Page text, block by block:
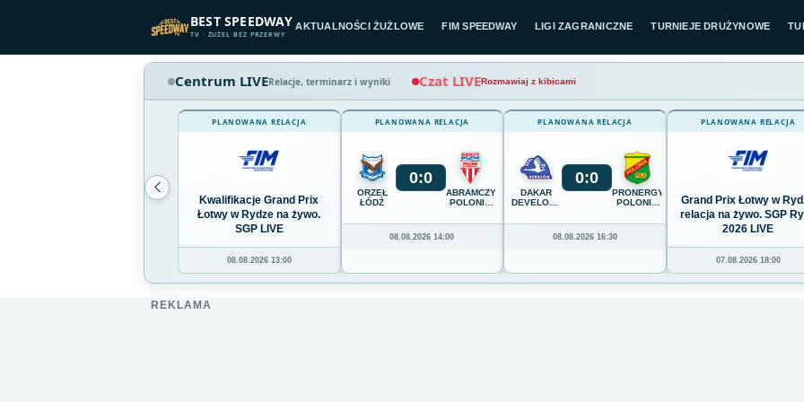
BEST SPEEDWAY
TV · ŻUŻEL BEZ PRZERWY
AKTUALNOŚCI ŻUŻLOWE FIM SPEEDWAY LIGI ZAGRANICZNE TURNIEJE DRUŻYNOWE
Centrum LIVERelacje, terminarz i wyniki Czat LIVERozmawiaj z kibicami
PLANOWANA RELACJA
Kwalifikacje Grand Prix
Łotwy w Rydze na żywo.
SGP LIVE
08.08.2026 13:00
PLANOWANA RELACJA
ORZEŁ
ŁÓDŹ
0:0
ABRAMCZYK
POLONIA
08.08.2026 14:00
PLANOWANA RELACJA
DAKAR
DEVELOPMENT
RZESZÓW
0:0
PRONERGY
POLONIA
08.08.2026 16:30
PLANOWANA RELACJA
Grand Prix Łotwy w
relacja na żywo. SGP
2026 LIVE
07.08.2026 18:00
REKLAMA